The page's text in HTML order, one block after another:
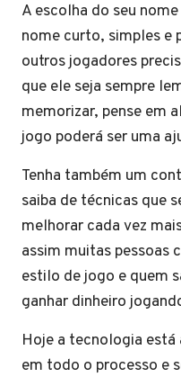
A escolha do seu
nome curto, simples e
outros jogadores
que ele seja sempre
memorizar, pense em
jogo poderá ser uma
Tenha também um
saiba de técnicas que
melhorar cada vez
assim muitas pessoas
estilo de jogo e quem
ganhar dinheiro
Hoje a tecnologia está
em todo o processo e